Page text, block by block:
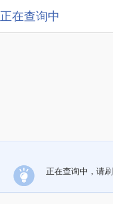
正在查询中
正在查询中，请